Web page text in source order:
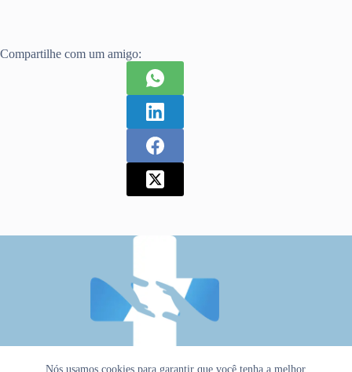
Nós usamos cookies para garantir que você tenha a melhor
Compartilhe com um amigo: